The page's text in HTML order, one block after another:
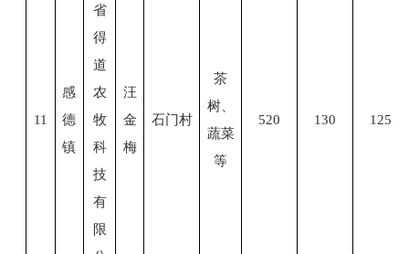
11
感
德
镇
省
得
道
农
牧
科
技
有
限
汪
金
梅
石门村
茶
树、
蔬菜
等
520 130 125